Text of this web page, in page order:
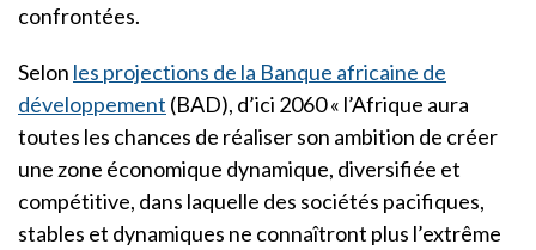
confrontées.
Selon les projections de la Banque africaine de
développement (BAD), d’ici 2060 « l’Afrique aura
toutes les chances de réaliser son ambition de créer
une zone économique dynamique, diversifiée et
compétitive, dans laquelle des sociétés pacifiques,
stables et dynamiques ne connaîtront plus l’extrême